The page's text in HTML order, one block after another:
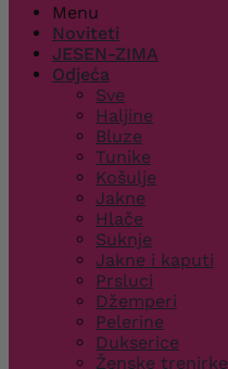
Menu
Noviteti
JESEN-ZIMA
Odjeća
Sve
Haljine
Bluze
Tunike
Košulje
Jakne
Hlače
Suknje
Jakne i kaputi
Prsluci
Džemperi
Pelerine
Dukserice
Ženske trenirke